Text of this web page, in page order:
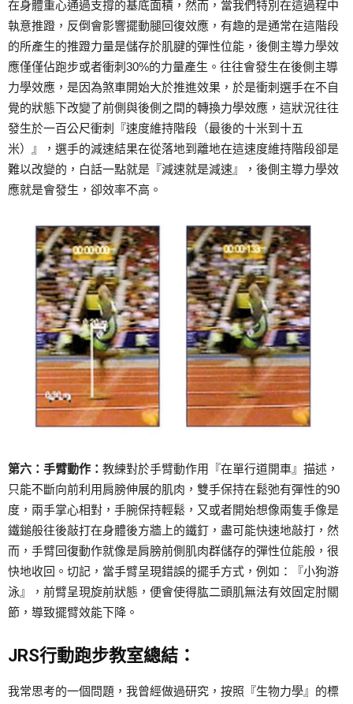
在身體重心通過支撐的基底面積，然而，當我們特別在這過程中
執意推蹬，反倒會影響擺動腿回復效應，有趣的是通常在這階段
的所產生的推蹬力量是儲存於肌腱的彈性位能，後側主導力學效
應僅僅佔跑步或者衝刺30%的力量產生。往往會發生在後側主導
力學效應，是因為煞車開始大於推進效果，於是衝刺選手在不自
覺的狀態下改變了前側與後側之間的轉換力學效應，這狀況往往
發生於一百公尺衝刺『速度維持階段（最後的十米到十五
米）』，選手的減速結果在從落地到離地在這速度維持階段卻是
難以改變的，白話一點就是『減速就是減速』，後側主導力學效
應就是會發生，卻效率不高。
第六：手臂動作： 教練對於手臂動作用『在單行道開車』描述，
只能不斷向前利用肩膀伸展的肌肉，雙手保持在鬆弛有彈性的90
度，兩手掌心相對，手腕保持輕鬆，又或者開始想像兩隻手像是
鐵鎚般往後敲打在身體後方牆上的鐵釘，盡可能快速地敲打，然
而，手臂回復動作就像是肩膀前側肌肉群儲存的彈性位能般，很
快地收回。切記，當手臂呈現錯誤的擺手方式，例如：『小狗游
泳』，前臂呈現旋前狀態，便會使得肱二頭肌無法有效固定肘關
節，導致擺臂效能下降。
JRS行動跑步教室總結：
我常思考的一個問題，我曾經做過研究，按照『生物力學』的標